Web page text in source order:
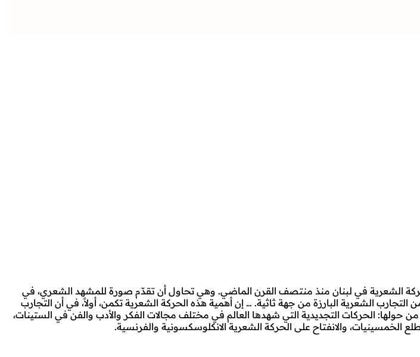
الشعرية في لبنان منذ منتصف القرن الماضي. وهي تحاول أن تقدّم صورة للمشهد الشعري، في
التجارب الشعرية البارزة من جهة ثاثية. … إن أهمية هذه الحركة الشعرية تكمن، أولاً، في أن التجارب
الحركات التجديدية التي شهدها العالم في مختلف مجالات الفكر والأدب والفن في الستينات،
الخمسينيات، والانفتاح على الحركة الشعرية الانكلوسكسونية والفرنسية.